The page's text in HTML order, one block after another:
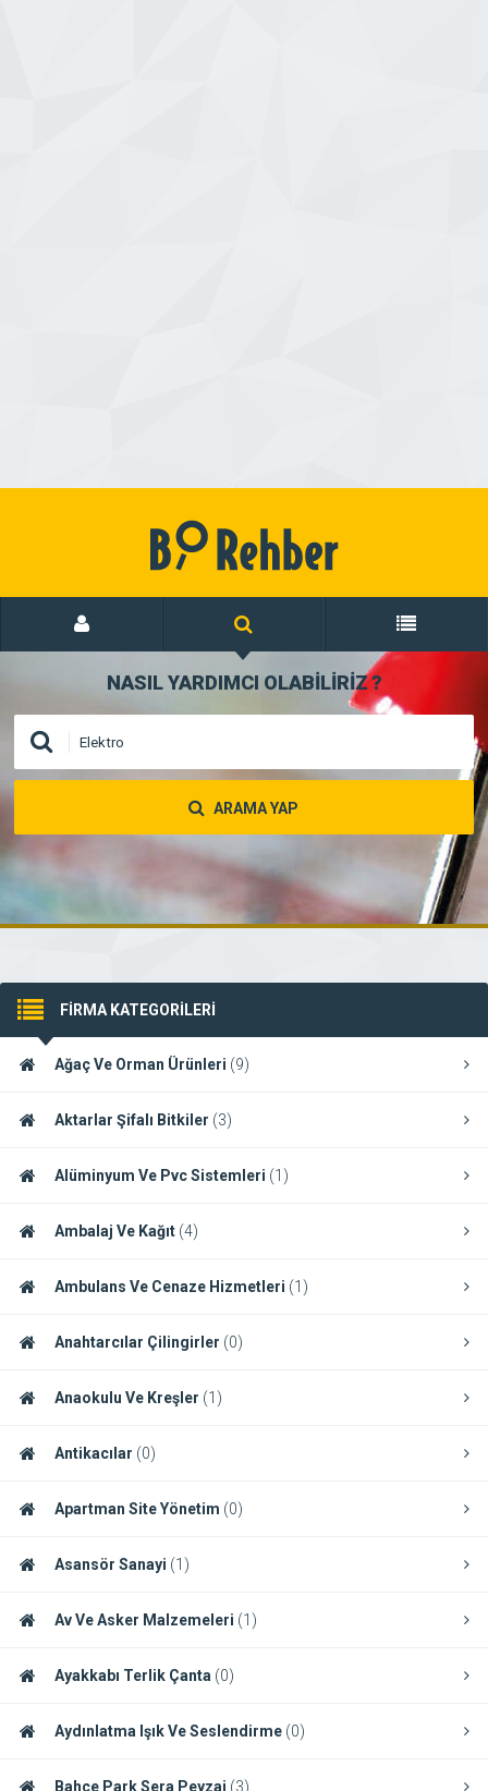
NASIL YARDIMCI OLABİLİRİZ?
ARAMA YAP
FİRMA KATEGORİLERİ
Ağaç Ve Orman Ürünleri (9)
Aktarlar Şifalı Bitkiler (3)
Alüminyum Ve Pvc Sistemleri (1)
Ambalaj Ve Kağıt (4)
Ambulans Ve Cenaze Hizmetleri (1)
Anahtarcılar Çilingirler (0)
Anaokulu Ve Kreşler (1)
Antikacılar (0)
Apartman Site Yönetim (0)
Asansör Sanayi (1)
Av Ve Asker Malzemeleri (1)
Ayakkabı Terlik Çanta (0)
Aydınlatma Işık Ve Seslendirme (0)
Bahçe Park Sera Peyzaj (3)